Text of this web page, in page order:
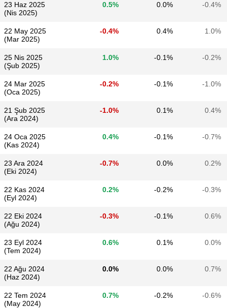
23 Haz 2025
(Nis 2025)
0.5% 0.0% -0.4%
22 May 2025
(Mar 2025)
-0.4% 0.4% 1.0%
25 Nis 2025
(Şub 2025)
1.0% -0.1% -0.2%
24 Mar 2025
(Oca 2025)
-0.2% -0.1% -1.0%
21 Şub 2025
(Ara 2024)
-1.0% 0.1% 0.4%
24 Oca 2025
(Kas 2024)
0.4% -0.1% -0.7%
23 Ara 2024
(Eki 2024)
-0.7% 0.0% 0.2%
22 Kas 2024
(Eyl 2024)
0.2% -0.2% -0.3%
22 Eki 2024
(Ağu 2024)
-0.3% -0.1% 0.6%
23 Eyl 2024
(Tem 2024)
0.6% 0.1% 0.0%
22 Ağu 2024
(Haz 2024)
0.0% 0.0% 0.7%
22 Tem 2024
(May 2024)
0.7% -0.2% -0.6%